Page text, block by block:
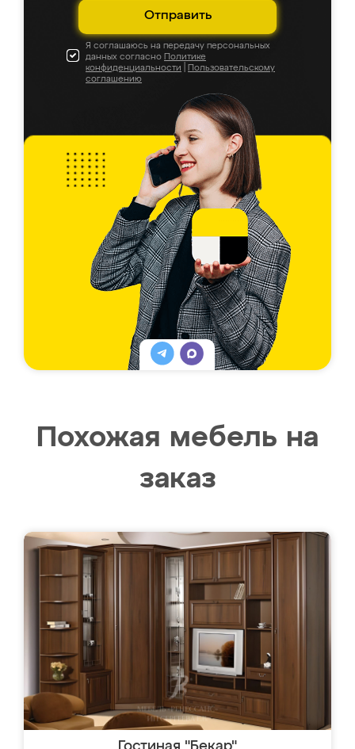
Отправить
Я соглашаюсь на передачу персональных
данных согласно Политике
конфиденциальности
Пользовательскому
соглашению
Похожая мебель на
заказ